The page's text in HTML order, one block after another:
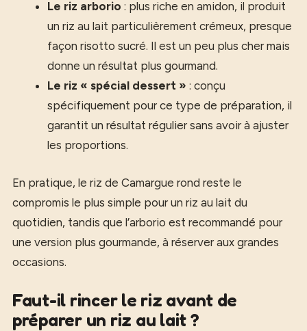
Le riz arborio : plus riche en amidon, il produit
un riz au lait particulièrement crémeux, presque
façon risotto sucré. Il est un peu plus cher mais
donne un résultat plus gourmand.
Le riz « spécial dessert » : conçu
spécifiquement pour ce type de préparation, il
garantit un résultat régulier sans avoir à ajuster
les proportions.
En pratique, le riz de Camargue rond reste le
compromis le plus simple pour un riz au lait du
quotidien, tandis que l’arborio est recommandé pour
une version plus gourmande, à réserver aux grandes
occasions.
Faut-il rincer le riz avant de
préparer un riz au lait ?